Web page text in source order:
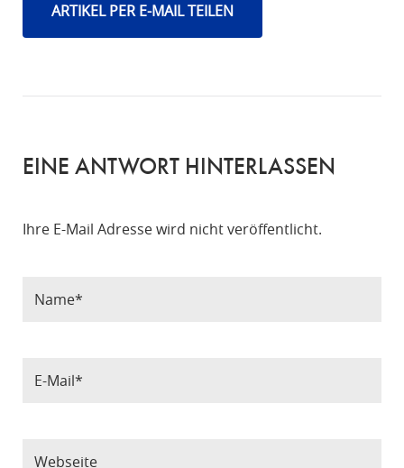
ARTIKEL PER E-MAIL TEILEN
EINE ANTWORT HINTERLASSEN
Ihre E-Mail Adresse wird nicht veröffentlicht.